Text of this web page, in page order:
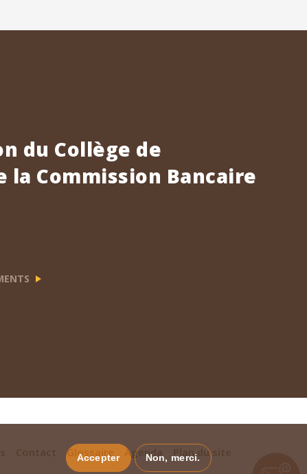
du Collège de
la Commission Bancaire
Glossaire Agenda Plan du site
Accepter Non, merci.